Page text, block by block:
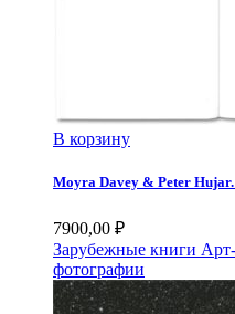
В корзину
Moyra Davey & Peter Hujar.
7900,00 ₽
Зарубежные книги
фотографии